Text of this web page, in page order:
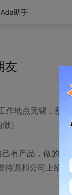
Ada助手
友
作地点无锡，薪
）
有产品，做的
遇和公司上给点